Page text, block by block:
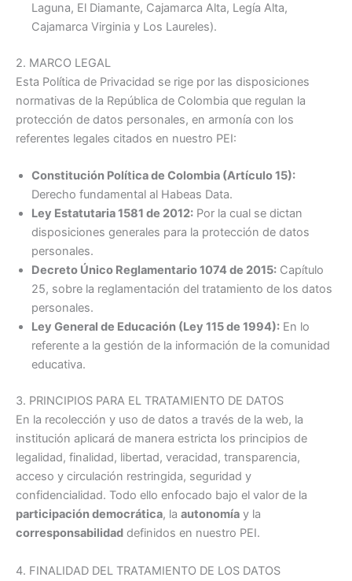
Laguna, El Diamante, Cajamarca Alta, Legía Alta,
Cajamarca Virginia y Los Laureles).
2. MARCO LEGAL
Esta Política de Privacidad se rige por las disposiciones
normativas de la República de Colombia que regulan la
protección de datos personales, en armonía con los
referentes legales citados en nuestro PEI:
Constitución Política de Colombia (Artículo 15):
Derecho fundamental al Habeas Data.
Ley Estatutaria 1581 de 2012: Por la cual se dictan
disposiciones generales para la protección de datos
personales.
Decreto Único Reglamentario 1074 de 2015: Capítulo
25, sobre la reglamentación del tratamiento de los datos
personales.
Ley General de Educación (Ley 115 de 1994): En lo
referente a la gestión de la información de la comunidad
educativa.
3. PRINCIPIOS PARA EL TRATAMIENTO DE DATOS
En la recolección y uso de datos a través de la web, la
institución aplicará de manera estricta los principios de
legalidad, finalidad, libertad, veracidad, transparencia,
acceso y circulación restringida, seguridad y
confidencialidad. Todo ello enfocado bajo el valor de la
participación democrática, la autonomía y la
corresponsabilidad definidos en nuestro PEI.
4. FINALIDAD DEL TRATAMIENTO DE LOS DATOS